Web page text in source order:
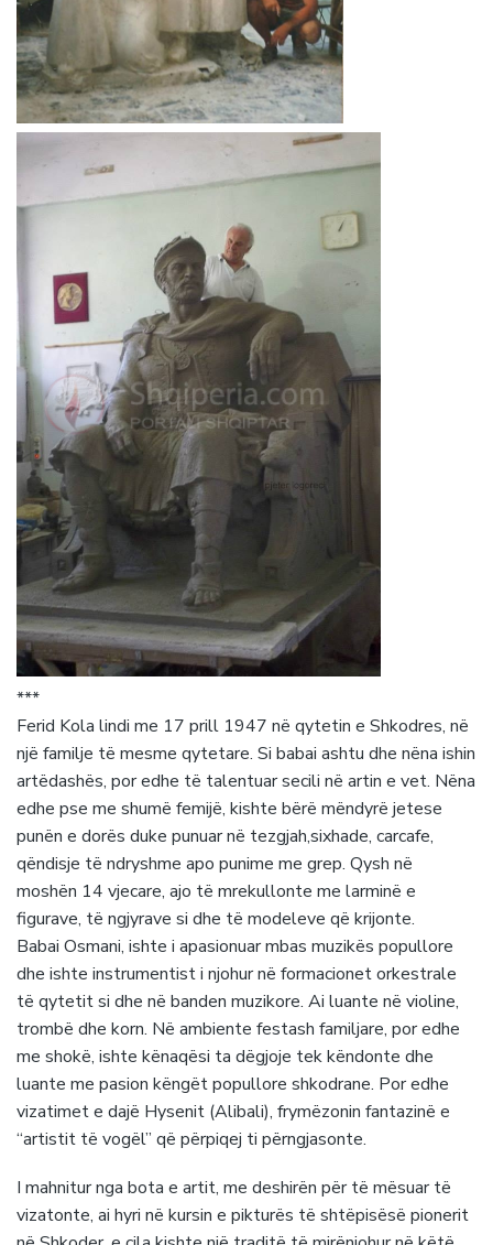
***
Ferid Kola lindi me 17 prill 1947 në qytetin e Shkodres, në
një familje të mesme qytetare. Si babai ashtu dhe nëna ishin
artëdashës, por edhe të talentuar secili në artin e vet. Nëna
edhe pse me shumë femijë, kishte bërë mëndyrë jetese
punën e dorës duke punuar në tezgjah,sixhade, carcafe,
qëndisje të ndryshme apo punime me grep. Qysh në
moshën 14 vjecare, ajo të mrekullonte me larminë e
figurave, të ngjyrave si dhe të modeleve që krijonte.
Babai Osmani, ishte i apasionuar mbas muzikës popullore
dhe ishte instrumentist i njohur në formacionet orkestrale
të qytetit si dhe në banden muzikore. Ai luante në violine,
trombë dhe korn. Në ambiente festash familjare, por edhe
me shokë, ishte kënaqësi ta dëgjoje tek këndonte dhe
luante me pasion këngët popullore shkodrane. Por edhe
vizatimet e dajë Hysenit (Alibali), frymëzonin fantazinë e
“artistit të vogël” që përpiqej ti përngjasonte.
I mahnitur nga bota e artit, me deshirën për të mësuar të
vizatonte, ai hyri në kursin e pikturës të shtëpisësë pionerit